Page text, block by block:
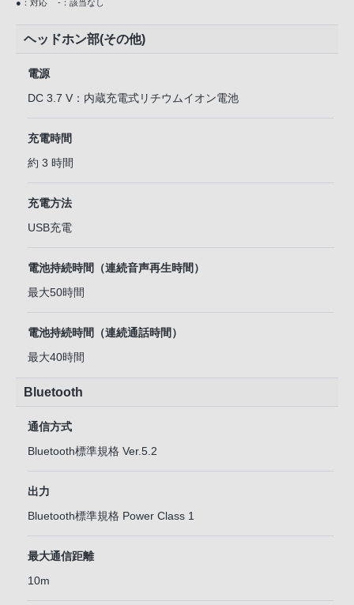
●：対応 -：該当なし
ヘッドホン部(その他)
電源
DC 3.7 V：内蔵充電式リチウムイオン電池
充電時間
約 3 時間
充電方法
USB充電
電池持続時間（連続音声再生時間）
最大50時間
電池持続時間（連続通話時間）
最大40時間
Bluetooth
通信方式
Bluetooth標準規格 Ver.5.2
出力
Bluetooth標準規格 Power Class 1
最大通信距離
10m